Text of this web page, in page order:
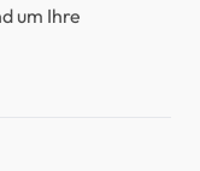
um Ihre